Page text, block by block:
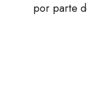
por parte